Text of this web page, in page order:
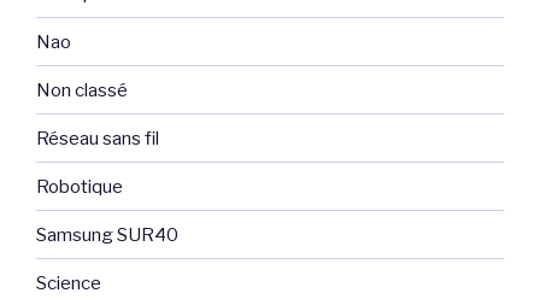
Nao
Non classé
Réseau sans fil
Robotique
Samsung SUR40
Science